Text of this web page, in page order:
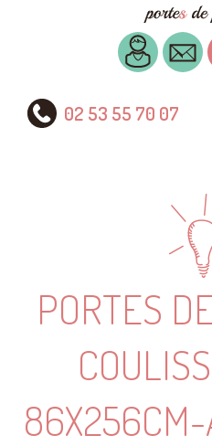
02 53 55 70 07
PORTES